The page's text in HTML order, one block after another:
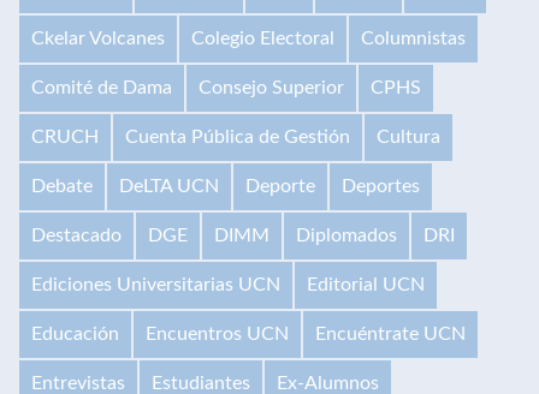
Ckelar Volcanes Colegio Electoral Columnistas
Comité de Dama Consejo Superior CPHS
CRUCH Cuenta Pública de Gestión Cultura
Debate DeLTA UCN Deporte Deportes
Destacado DGE DIMM Diplomados DRI
Ediciones Universitarias UCN Editorial UCN
Educación Encuentros UCN Encuéntrate UCN
Entrevistas Estudiantes Ex-Alumnos